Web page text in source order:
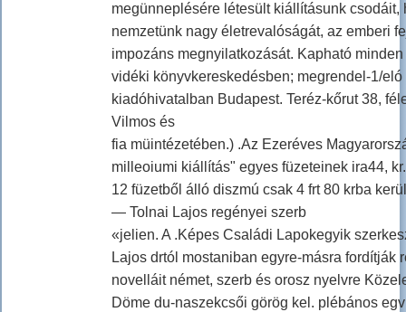
megünneplésére létesült kiállításunk csodáit,
nemzetünk nagy életrevalóságát, az emberi
impozáns megnyilatkozását. Kapható
vidéki könyvkereskedésben; megrendel-1/eló
kiadóhivatalban Budapest. Teréz-kőrut 38,
Vilmos és
fia müintézetében.) .Az Ezeréves
milleoiumi kiállítás" egyes füzeteinek ira44,
12 füzetből álló diszmú csak 4 frt 80 krba
— Tolnai Lajos regényei szerb
«jelien. A .Képes Családi Lapokegyik
Lajos drtól mostaniban egyre-másra fordítják
novelláit német, szerb és orosz nyelvre
Döme du-naszekcsői görög kel. plébános